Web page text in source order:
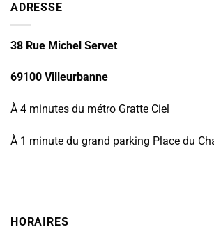
ADRESSE
38 Rue Michel Servet
69100 Villeurbanne
À 4 minutes du métro Gratte Ciel
À 1 minute du grand parking Place du
HORAIRES